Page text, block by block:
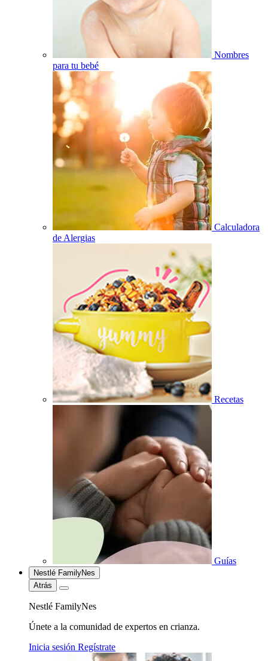
Nombres
para tu bebé
Calculadora
de Alergias
Recetas
Guías
Nestlé FamilyNes
Atrás
Nestlé FamilyNes
Únete a la comunidad de expertos en crianza.
Inicia sesión Regístrate